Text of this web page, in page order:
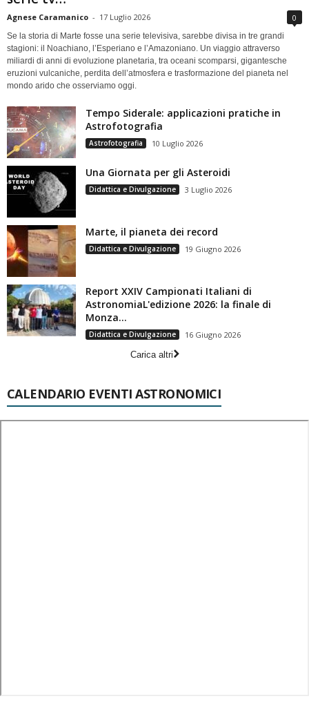
Agnese Caramanico - 17 Luglio 2026 0
Se la storia di Marte fosse una serie televisiva, sarebbe divisa in tre grandi
stagioni: il Noachiano, l’Esperiano e l’Amazoniano. Un viaggio attraverso
miliardi di anni di evoluzione planetaria, tra oceani scomparsi, gigantesche
eruzioni vulcaniche, perdita dell’atmosfera e trasformazione del pianeta nel
mondo arido che osserviamo oggi.
Tempo Siderale: applicazioni pratiche in
Astrofotografia
Astrofotografia 10 Luglio 2026
Una Giornata per gli Asteroidi
Didattica e Divulgazione 3 Luglio 2026
Marte, il pianeta dei record
Didattica e Divulgazione 19 Giugno 2026
Report XXIV Campionati Italiani di
AstronomiaL'edizione 2026: la finale di
Monza...
Didattica e Divulgazione
16 Giugno 2026
Carica altri
CALENDARIO EVENTI ASTRONOMICI